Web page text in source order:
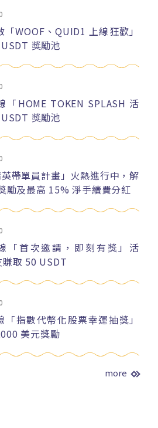
WOOF、QUID1 上線狂歡」
獎勵池
「HOME TOKEN SPLASH 活
獎勵池
帶單員計畫」火熱進行中，解
勵及最高 15% 淨手續費分紅
「首次邀請，即刻有獎」活
取 50 USDT
「指數代幣化股票幸運抽獎」
美元獎勵
more